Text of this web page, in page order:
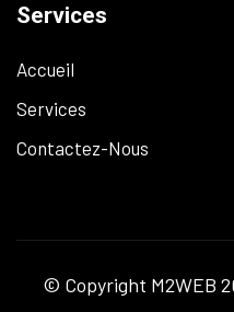
Services
Accueil
Services
Contactez-Nous
© Copyright M2WEB